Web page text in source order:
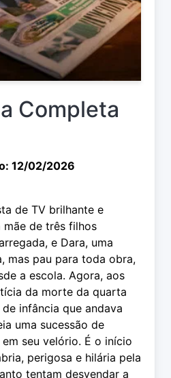
Completa
12/02/2026
de TV brilhante e
mãe de três filhos
e Dara, uma
mas pau para toda obra,
a escola. Agora, aos
da morte da quarta
infância que andava
uma sucessão de
seu velório. É o início
perigosa e hilária pela
tentam desvendar a